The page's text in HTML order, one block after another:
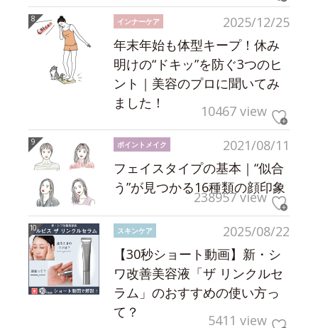
2025/12/25
インナーケア
年末年始も体型キープ！休み
明けの“ドキッ”を防ぐ3つのヒ
ント｜美容のプロに聞いてみ
ました！
10467 view
2021/08/11
ポイントメイク
フェイスタイプの基本｜“似合
う”が見つかる16種類の顔印象
238957 view
2025/08/22
スキンケア
【30秒ショート動画】新・シ
ワ改善美容液「ザ リンクルセ
ラム」のおすすめの使い方っ
て？
5411 view